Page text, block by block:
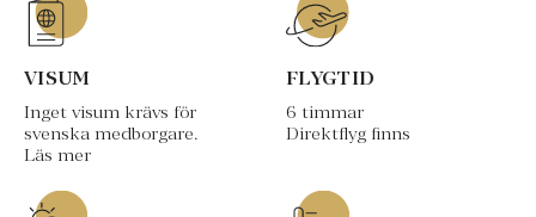
VISUM
Inget visum krävs för
svenska medborgare.
Läs mer
FLYGTID
6 timmar
Direktflyg finns